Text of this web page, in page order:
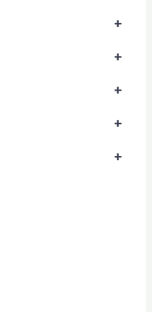
+
+
+
+
+